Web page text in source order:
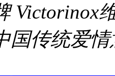
Victorinox
国传统爱情